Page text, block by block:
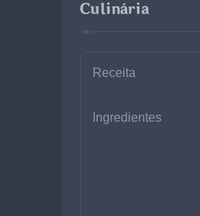
Culinária
Receita
Ingredientes